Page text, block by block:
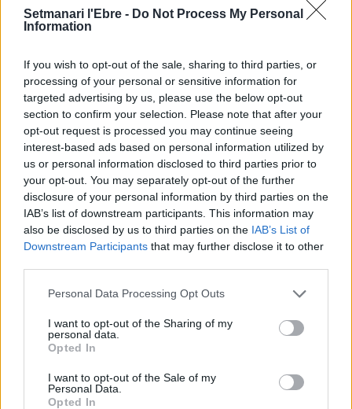
Setmanari l'Ebre - Do Not Process My Personal
Information
If you wish to opt-out of the sale, sharing to third parties, or
processing of your personal or sensitive information for
targeted advertising by us, please use the below opt-out
section to confirm your selection. Please note that after your
opt-out request is processed you may continue seeing
interest-based ads based on personal information utilized by
us or personal information disclosed to third parties prior to
your opt-out. You may separately opt-out of the further
disclosure of your personal information by third parties on the
IAB’s list of downstream participants. This information may
also be disclosed by us to third parties on the IAB’s List of
Downstream Participants that may further disclose it to other
Personal Data Processing Opt Outs
I want to opt-out of the Sharing of my
personal data.
Opted In
I want to opt-out of the Sale of my
Personal Data.
Opted In
termini de les obres de l’aparcament
7 d'agost de 2026
Amposta recupera les Cases del Castell
i culmina un projecte estratègic que
vincula patrimoni, turisme i
gastronomia
6 d'agost de 2026
Els vestits de paper guanyen força
enguany amb més modistes i gairebé
40 peces a concurs
31 de juliol de 2026
per a gaudir de les Festes Majors
31 de juliol de 2026
Carrega més